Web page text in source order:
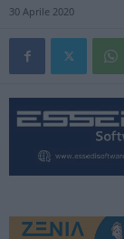
30 Aprile 2020